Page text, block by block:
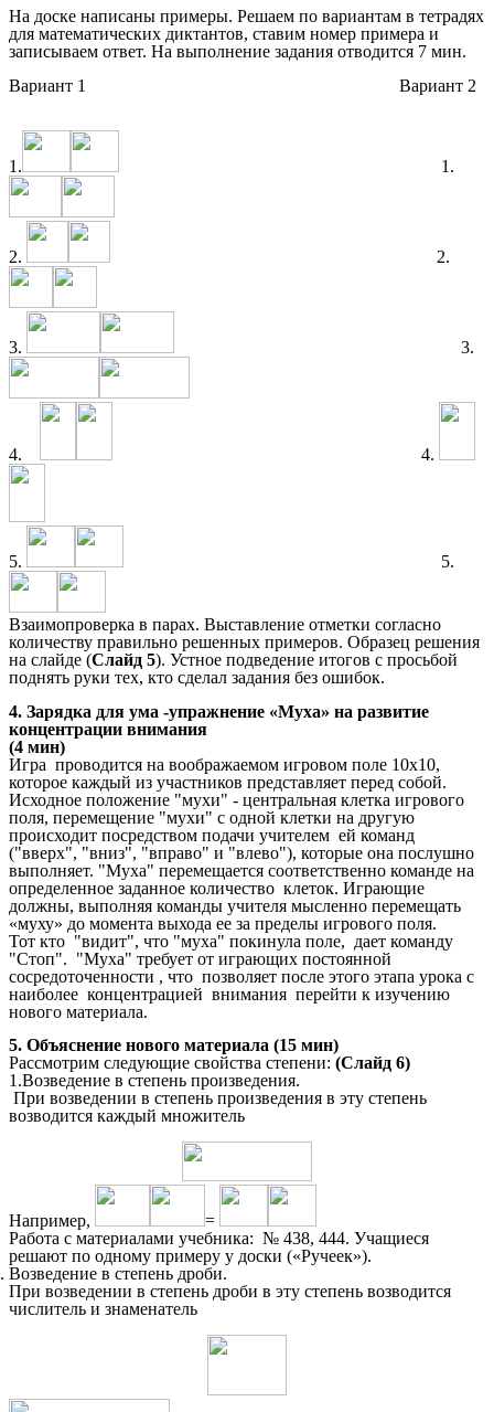
На доске написаны примеры. Решаем по вариантам в тетрадях
для математических диктантов, ставим номер примера и
записываем ответ. На выполнение задания отводится 7 мин.
Вариант 1 Вариант 2
1. 1.
2. 2.
3. 3.
4. 4.
5. 5.
Взаимопроверка в парах. Выставление отметки согласно
количеству правильно решенных примеров. Образец решения
на слайде (Слайд 5). Устное подведение итогов с просьбой
поднять руки тех, кто сделал задания без ошибок.
4. Зарядка для ума -упражнение «Муха» на развитие
концентрации внимания
(4 мин)
Игра проводится на воображаемом игровом поле 10х10,
которое каждый из участников представляет перед собой.
Исходное положение "мухи" - центральная клетка игрового
поля, перемещение "мухи" с одной клетки на другую
происходит посредством подачи учителем ей команд
("вверх", "вниз", "вправо" и "влево"), которые она послушно
выполняет. "Муха" перемещается соответственно команде на
определенное заданное количество клеток. Играющие
должны, выполняя команды учителя мысленно перемещать
«муху» до момента выхода ее за пределы игрового поля.
Тот кто "видит", что "муха" покинула поле, дает команду
"Стоп". "Муха" требует от играющих постоянной
сосредоточенности , что позволяет после этого этапа урока с
наиболее концентрацией внимания перейти к изучению
нового материала.
5. Объяснение нового материала (15 мин)
Рассмотрим следующие свойства степени: (Слайд 6)
1.Возведение в степень произведения.
При возведении в степень произведения в эту степень
возводится каждый множитель
Например,
=
Работа с материалами учебника: № 438, 444. Учащиеся
решают по одному примеру у доски («Ручеек»).
Возведение в степень дроби.
При возведении в степень дроби в эту степень возводится
числитель и знаменатель